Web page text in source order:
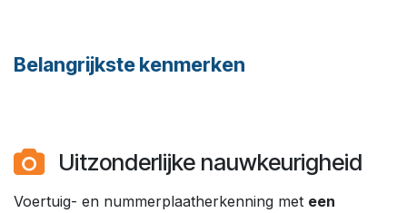
Belangrijkste kenmerken ​
Uitzonderlijke nauwkeurigheid​
Voertuig- en nummerplaatherkenning met een